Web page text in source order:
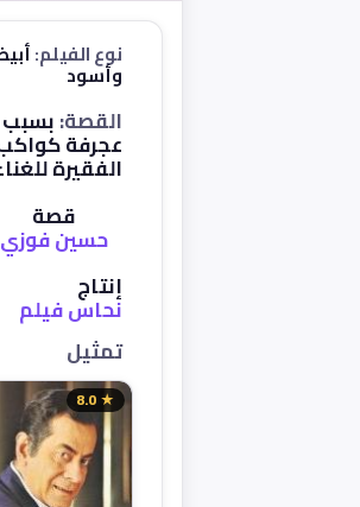
نوع الفيلم:
وأسود
القصة:بسبب
عجرفة كواكب
الفقيرة
قصة
حسين فوزي
إنتاج
نحاس فيلم
تمثيل
★ 8.0